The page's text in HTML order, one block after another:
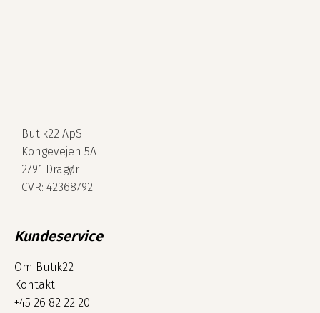
Butik22 ApS
Kongevejen 5A
2791 Dragør
CVR: 42368792
Kundeservice
Om Butik22
Kontakt
+45 26 82 22 20